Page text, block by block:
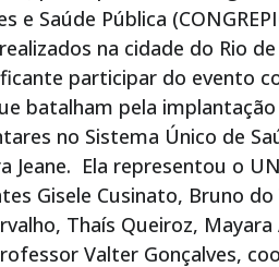
Saúde Pública
na cidade do Rio de
participar do evento
batalham pela
no Sistema Único de
Jeane. Ela representou o
Gisele Cusinato, Bruno do
Thaís Queiroz,
Valter Gonçalves,